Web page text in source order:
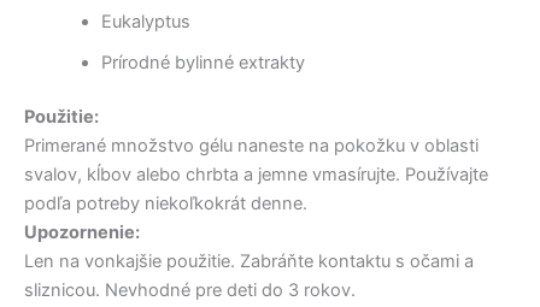
Eukalyptus
Prírodné bylinné extrakty
Použitie:
Primerané množstvo gélu naneste na pokožku v oblasti
svalov, kĺbov alebo chrbta a jemne vmasírujte. Používajte
podľa potreby niekoľkokrát denne.
Upozornenie:
Len na vonkajšie použitie. Zabráňte kontaktu s očami a
sliznicou. Nevhodné pre deti do 3 rokov.